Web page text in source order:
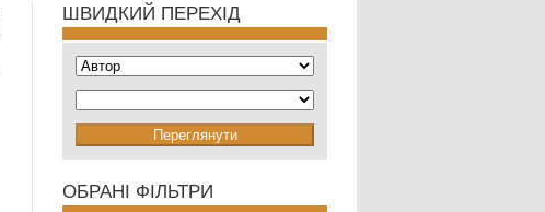
ШВИДКИЙ ПЕРЕХІД
ОБРАНІ ФІЛЬТРИ